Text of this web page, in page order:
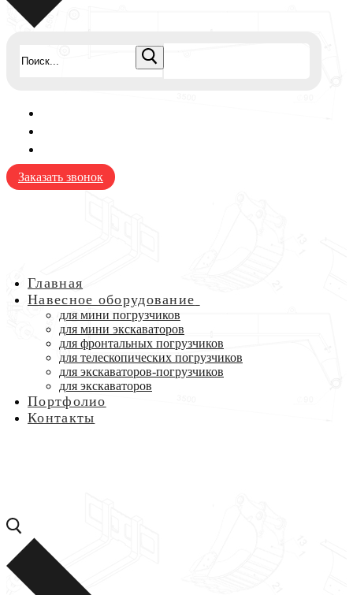
Заказать звонок
Главная
Навесное оборудование
для мини погрузчиков
для мини экскаваторов
для фронтальных погрузчиков
для телескопических погрузчиков
для экскаваторов-погрузчиков
для экскаваторов
Портфолио
Контакты